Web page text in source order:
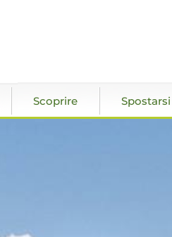
Scoprire Spostarsi